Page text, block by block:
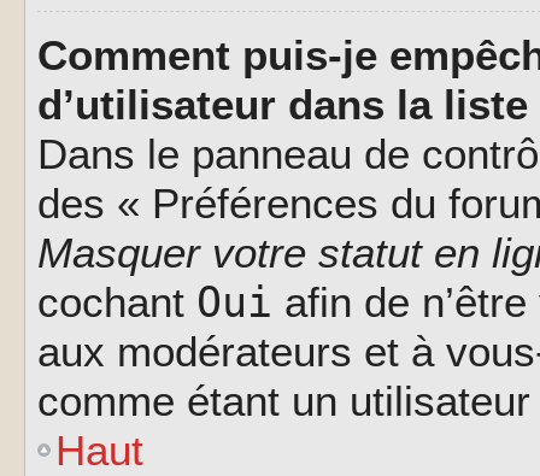
Comment puis-je
d’utilisateur dans la
Dans le panneau de
des « Préférences du
Masquer votre statut en
cochant Oui afin de
aux modérateurs et à
comme étant un
Haut